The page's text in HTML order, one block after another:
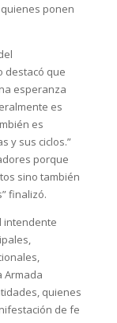
ponen
destacó que
esperanza
es
es
y sus ciclos.”
porque
sino también
finalizó.
intendente
Armada
quienes
de fe